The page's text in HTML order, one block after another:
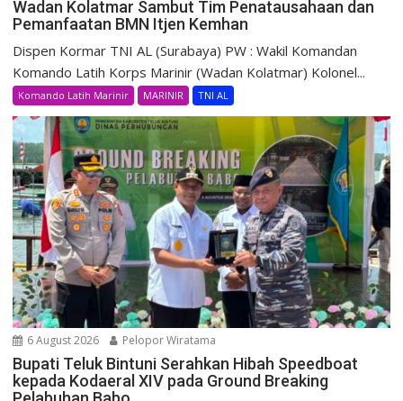
Wadan Kolatmar Sambut Tim Penatausahaan dan
Pemanfaatan BMN Itjen Kemhan
Dispen Kormar TNI AL (Surabaya) PW : Wakil Komandan
Komando Latih Korps Marinir (Wadan Kolatmar) Kolonel...
Komando Latih Marinir MARINIR TNI AL
6 August 2026 Pelopor Wiratama
Bupati Teluk Bintuni Serahkan Hibah Speedboat
kepada Kodaeral XIV pada Ground Breaking